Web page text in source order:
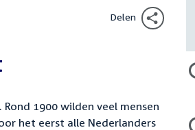
Delen
1900 wilden veel mensen
het eerst alle Nederlanders